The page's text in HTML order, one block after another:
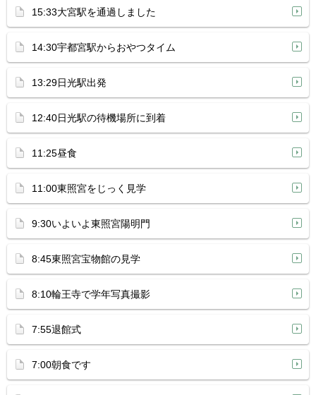
15:33大宮駅を通過しました
14:30宇都宮駅からおやつタイム
13:29日光駅出発
12:40日光駅の待機場所に到着
11:25昼食
11:00東照宮をじっく見学
9:30いよいよ東照宮陽明門
8:45東照宮宝物館の見学
8:10輪王寺で学年写真撮影
7:55退館式
7:00朝食です